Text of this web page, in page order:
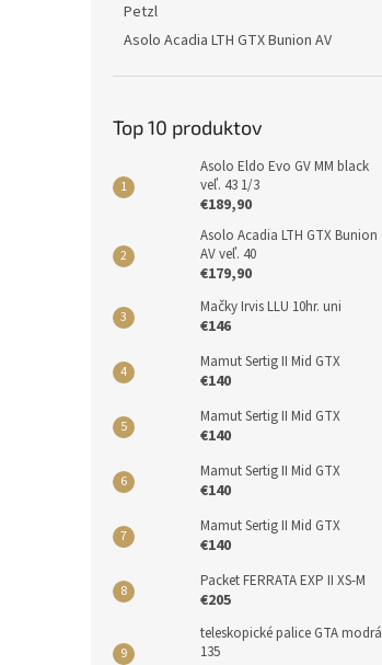
Petzl
Asolo Acadia LTH GTX Bunion AV
Top 10 produktov
Asolo Eldo Evo GV MM black
veľ. 43 1/3
€189,90
Asolo Acadia LTH GTX Bunion
AV veľ. 40
€179,90
Mačky Irvis LLU 10hr. uni
€146
Mamut Sertig II Mid GTX
€140
Mamut Sertig II Mid GTX
€140
Mamut Sertig II Mid GTX
€140
Mamut Sertig II Mid GTX
€140
Packet FERRATA EXP II XS-M
€205
teleskopické palice GTA modrá
135